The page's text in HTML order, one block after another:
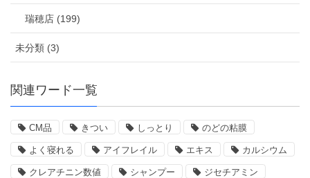
瑞穂店 (199)
未分類 (3)
関連ワード一覧
CM品 きつい しっとり のどの粘膜
よく寝れる アイフレイル エキス カルシウム
クレアチニン数値 シャンプー ジセチアミン